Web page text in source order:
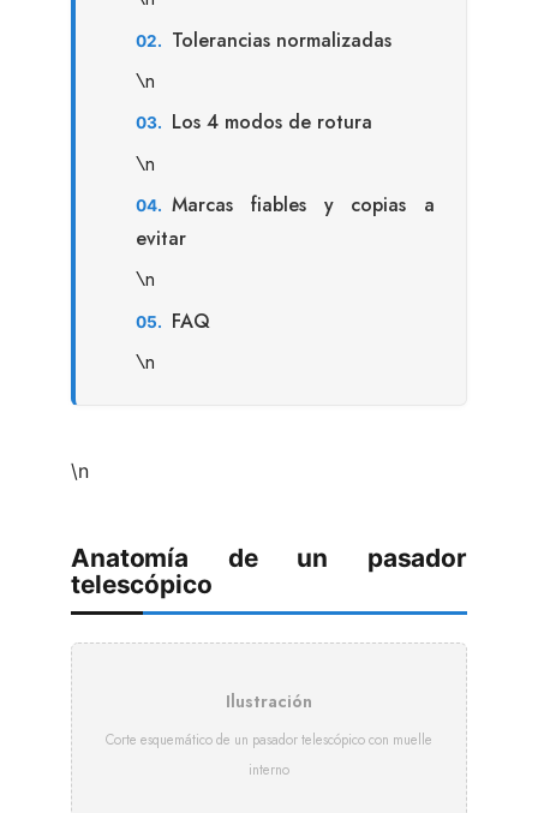
Tolerancias normalizadas
\n
Los 4 modos de rotura
\n
Marcas fiables y copias a
evitar
\n
FAQ
\n
\n
Anatomía de un pasador
telescópico
Ilustración
Corte esquemático de un pasador telescópico con muelle
interno